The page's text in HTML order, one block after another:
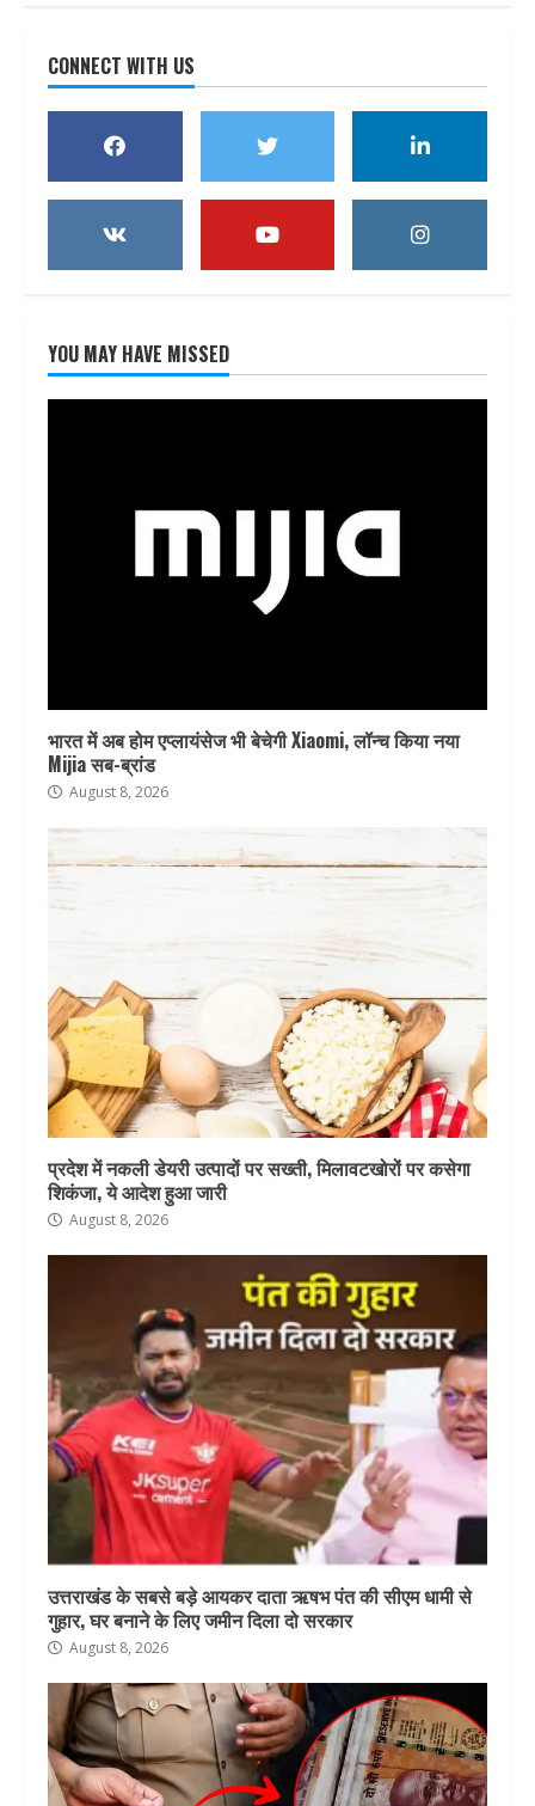
CONNECT WITH US
YOU MAY HAVE MISSED
भारत में अब होम एप्लायंसेज भी बेचेगी Xiaomi, लॉन्च किया नया
Mijia सब-ब्रांड
August 8, 2026
प्रदेश में नकली डेयरी उत्पादों पर सख्ती, मिलावटखोरों पर कसेगा
शिकंजा, ये आदेश हुआ जारी
August 8, 2026
उत्तराखंड के सबसे बड़े आयकर दाता ऋषभ पंत की सीएम धामी से
गुहार, घर बनाने के लिए जमीन दिला दो सरकार
August 8, 2026